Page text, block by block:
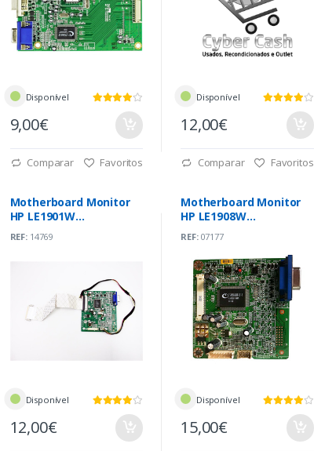
Disponível
9,00€
Comparar Favoritos
Disponível
12,00€
Comparar Favoritos
Motherboard Monitor
HP LE1901W
REF:14769
Disponível
12,00€
Motherboard Monitor
HP LE1908W
REF:07177
Disponível
15,00€